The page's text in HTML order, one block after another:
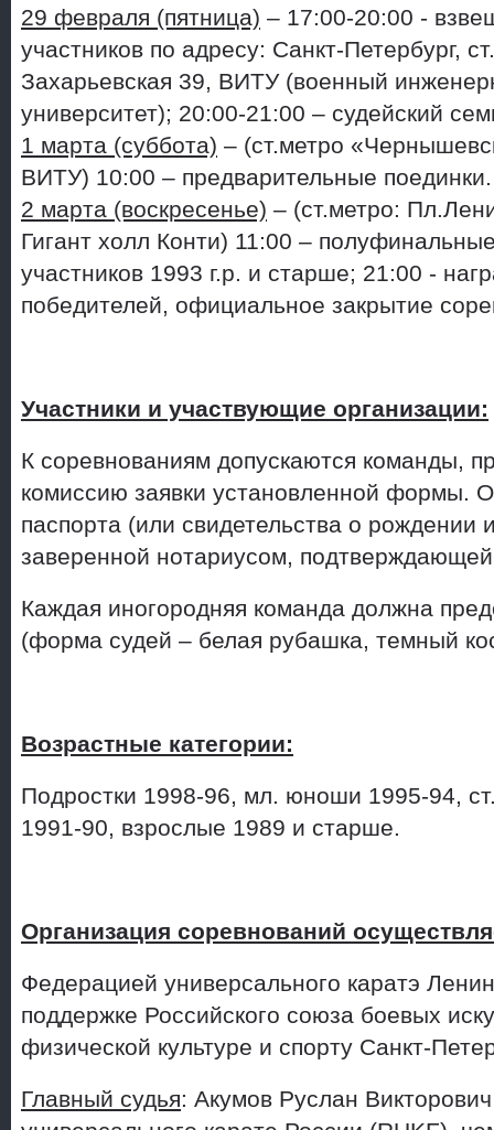
29 февраля (пятница) – 17:00-20:00 -
участников по адресу: Санкт-Петербург,
Захарьевская 39, ВИТУ (военный
университет); 20:00-21:00 – судейский
1 марта (суббота) – (ст.метро
ВИТУ) 10:00 – предварительные поединки.
2 марта (воскресенье) – (ст.метро:
Гигант холл Конти) 11:00 –
участников 1993 г.р. и старше; 21:00 -
победителей, официальное закрытие
Участники и участвующие организации:
К соревнованиям допускаются команды,
комиссию заявки установленной формы.
паспорта (или свидетельства о рождении
заверенной нотариусом, подтверждающей
Каждая иногородняя команда должна
(форма судей – белая рубашка, темный
Возрастные категории:
Подростки 1998-96, мл. юноши 1995-94,
1991-90, взрослые 1989 и старше.
Организация соревнований
Федерацией универсального каратэ
поддержке Российского союза боевых
физической культуре и спорту Санкт-
Главный судья: Акумов Руслан